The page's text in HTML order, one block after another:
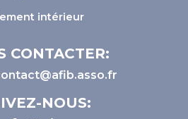
intérieur
CONTACTER:
NOUS: